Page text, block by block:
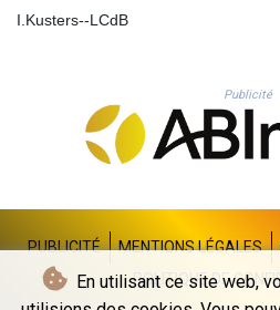
En utilisant ce site web,
SEK
SLE
STN
SVC
SZL
I.Kusters--LCdB
Publicité
PUBLICITÉ MENTIONS LÉGALES
POLITIQUE DE